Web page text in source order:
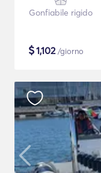
Gonfiabile rigido
$1,102/giorno